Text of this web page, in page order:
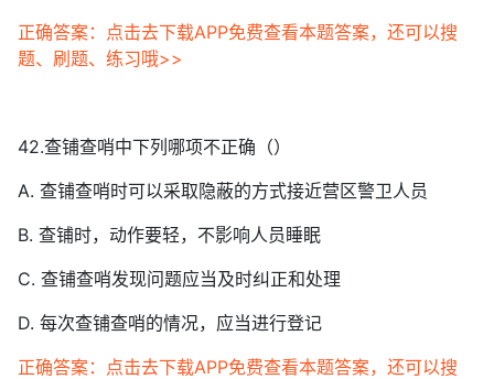
正确答案：点击去下载APP免费查看本题答案，还可以搜
题、刷题、练习哦>>
42.查铺查哨中下列哪项不正确（）
A. 查铺查哨时可以采取隐蔽的方式接近营区警卫人员
B. 查铺时，动作要轻，不影响人员睡眠
C. 查铺查哨发现问题应当及时纠正和处理
D. 每次查铺查哨的情况，应当进行登记
正确答案：点击去下载APP免费查看本题答案，还可以搜